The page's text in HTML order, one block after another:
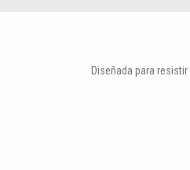
Diseñada para